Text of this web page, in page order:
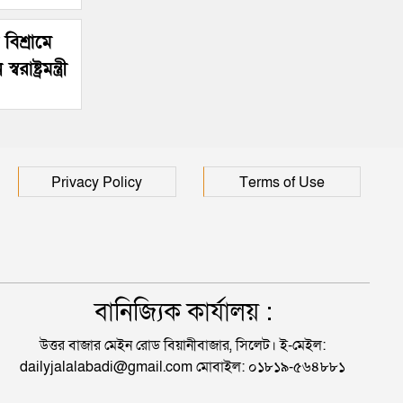
Privacy Policy Terms of Use
বানিজ্যিক কার্যালয় :
উত্তর বাজার মেইন রোড বিয়ানীবাজার, সিলেট। ই-মেইল:
dailyjalalabadi@gmail.com মোবাইল: ০১৮১৯-৫৬৪৮৮১